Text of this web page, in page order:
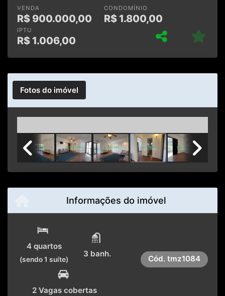
VENDA
R$ 900.000,00
CONDOMÍNIO
R$ 1.800,00
IPTU
R$ 1.006,00
Fotos do imóvel
Previous Next
Informações do imóvel
4 quartos
(sendo 1 suíte)
3 banh.
2 Vagas cobertas
Cód. tmz1084